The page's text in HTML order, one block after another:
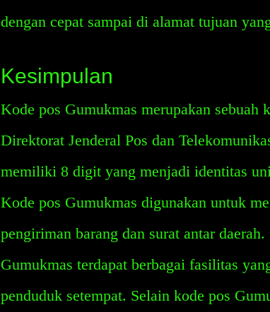
dengan cepat sampai di alamat tujuan
Kesimpulan
Kode pos Gumukmas merupakan sebuah
Direktorat Jenderal Pos dan
memiliki 8 digit yang menjadi identitas
Kode pos Gumukmas digunakan untuk
pengiriman barang dan surat antar
Gumukmas terdapat berbagai fasilitas
penduduk setempat. Selain kode pos